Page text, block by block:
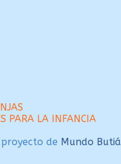
PARA LA INFANCIA
de Mundo Butiá